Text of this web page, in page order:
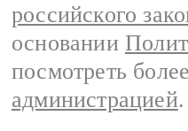
российского
основании
посмотреть
администрацией.